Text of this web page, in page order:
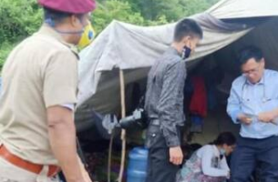
मिजोरम: छुट्टी पर था
विधायक ने गर्भवती
ऑपरेशन कर बचाई जान
भारत शर्मा Aug 12, 2020 09:50 pm
क्या है खबर?